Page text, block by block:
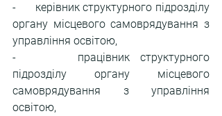
-      керівник структурного підрозділу
органу місцевого самоврядування з
управління освітою,
-      працівник структурного
підрозділу органу місцевого
самоврядування з управління
освітою,